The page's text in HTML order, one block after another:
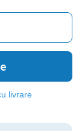
livrare